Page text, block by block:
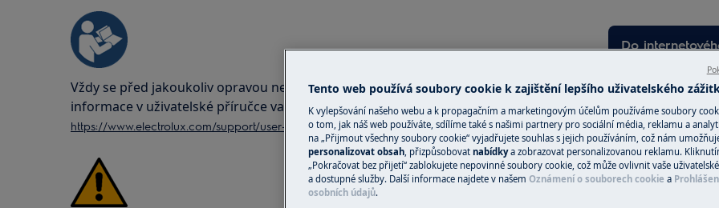
Vždy se před jakoukoliv opravou nebo údržbou odkazujte na bezpečnostní
informace v uživatelské příručce vašeho výrobku.
https://www.electrolux.com/support/user-manuals/
Do
Objednejte si
Objednejte si
Zajistíme vám
techniky
Tento web používá soubory cookie k zajištění lepšího uživatelského
K vylepšování našeho webu a k propagačním a marketingovým účelům používáme soubory
o tom, jak náš web používáte, sdílíme také s našimi partnery pro sociální média, reklamu a
na „Přijmout všechny soubory cookie“ vyjadřujete souhlas s jejich používáním, což nám
personalizovat obsah, přizpůsobovat nabídkya zobrazovat personalizovanou reklamu.
„Pokračovat bez přijetí“ zablokujete nepovinné soubory cookie, což může ovlivnit vaše
a dostupné služby. Další informace najdete v našem Oznámení o souborech cookie a
osobních údajů.